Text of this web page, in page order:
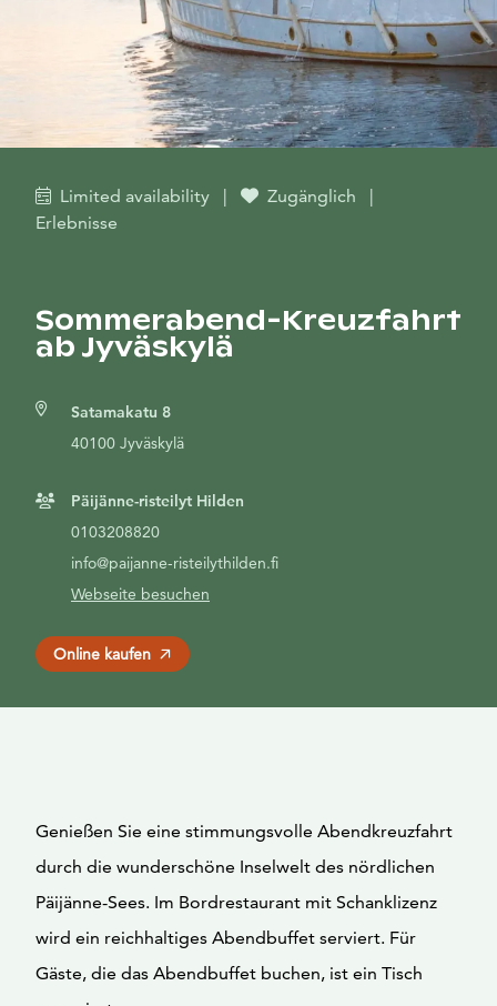
Limited availability | Zugänglich
|
Erlebnisse
Sommerabend-Kreuzfahrt
ab Jyväskylä
Satamakatu 8
40100 Jyväskylä
Päijänne-risteilyt Hilden
0103208820
info@paijanne-risteilythilden.fi
Webseite besuchen
Online kaufen
Genießen Sie eine stimmungsvolle Abendkreuzfahrt
durch die wunderschöne Inselwelt des nördlichen
Päijänne-Sees. Im Bordrestaurant mit Schanklizenz
wird ein reichhaltiges Abendbuffet serviert. Für
Gäste, die das Abendbuffet buchen, ist ein Tisch